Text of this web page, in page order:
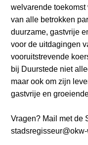
welvarende
van alle betrokken
duurzame, gastvrije
voor de uitdagingen
vooruitstrevende
bij Duurstede niet
maar ook om zijn
gastvrije en
Vragen? Mail met de
stadsregisseur@okw-